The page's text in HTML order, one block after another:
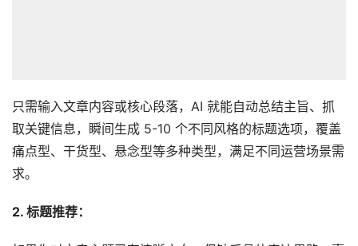
只需输入文章内容或核心段落，AI 就能自动总结主旨、抓
取关键信息，瞬间生成 5-10 个不同风格的标题选项，覆盖
痛点型、干货型、悬念型等多种类型，满足不同运营场景需
求。
2. 标题推荐：